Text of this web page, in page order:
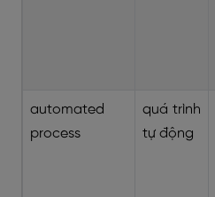
automated
process
quá trình
tự động